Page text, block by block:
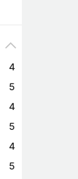
4
5
4
5
4
5